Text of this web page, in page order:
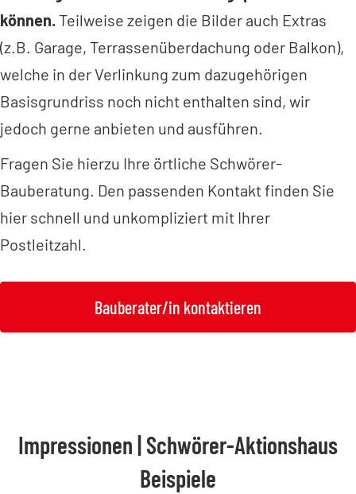
können.Teilweise zeigen die Bilder auch Extras
(z.B. Garage, Terrassenüberdachung oder Balkon),
welche in der Verlinkung zum dazugehörigen
Basisgrundriss noch nicht enthalten sind, wir
jedoch gerne anbieten und ausführen.
Fragen Sie hierzu Ihre örtliche Schwörer-
Bauberatung. Den passenden Kontakt finden Sie
hier schnell und unkompliziert mit Ihrer
Postleitzahl.
Bauberater/in kontaktieren
Impressionen | Schwörer-Aktionshaus
Beispiele